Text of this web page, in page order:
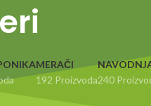
MERAČI
192 Proizvoda240